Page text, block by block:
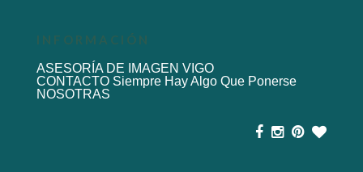
INFORMACIÓN
ASESORÍA DE IMAGEN VIGO
CONTACTO Siempre Hay Algo Que Ponerse
NOSOTRAS